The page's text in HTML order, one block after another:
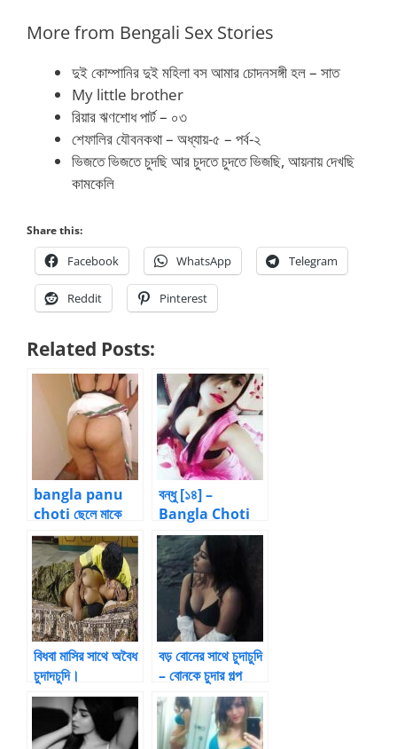
More from Bengali Sex Stories
দুই কোম্পানির দুই মহিলা বস আমার চোদনসঙ্গী হল – সাত
My little brother
রিয়ার ঋণশোধ পার্ট – ০৩
শেফালির যৌবনকথা – অধ্যায়-৫ – পর্ব-২
ভিজতে ভিজতে চুদছি আর চুদতে চুদতে ভিজছি, আয়নায় দেখছি
কামকেলি
Share this:
Facebook WhatsApp Telegram
Reddit Pinterest
Related Posts:
bangla panu
choti ছেলে মাকে
জোর করে চুদলো – 2
by বাবু
বন্ধু [১৪] –
Bangla Choti
Collections
বিধবা মাসির সাথে অবৈধ
চুদাদচুদি।
বড় বোনের সাথে চুদাচুদি
– বোনকে চুদার গল্প